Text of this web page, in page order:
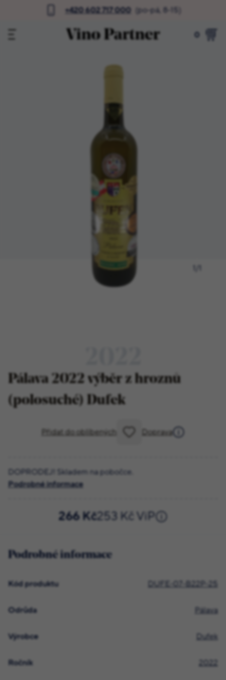
+420 602 717 000 (po-pá, 8-15)
0
Pálava 2022 výběr z hroznů
(polosuché) Dufek
Přidat do oblíbených Doprava
DOPRODEJ! Skladem na pobočce.
Podrobné informace
266 Kč253 Kč ViP
Podrobné informace
Kód produktu DUFE-07-B22P-25
Odrůda Pálava
Výrobce Dufek
Ročník 2022